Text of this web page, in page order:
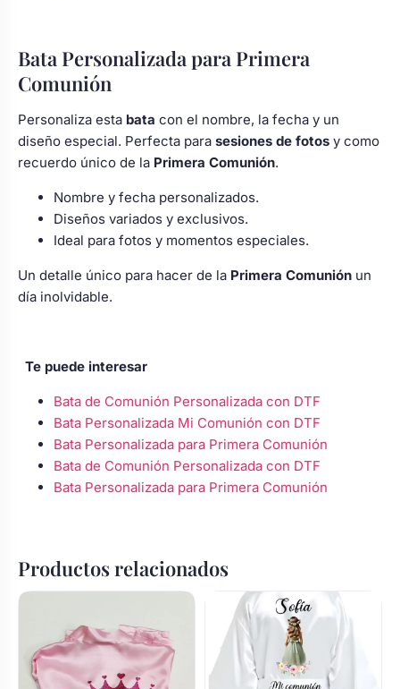
Bata Personalizada para Primera
Comunión
Personaliza esta bata con el nombre, la fecha y un
diseño especial. Perfecta para sesiones de fotos y como
recuerdo único de la Primera Comunión.
Nombre y fecha personalizados.
Diseños variados y exclusivos.
Ideal para fotos y momentos especiales.
Un detalle único para hacer de la Primera Comunión un
día inolvidable.
Te puede interesar
Bata de Comunión Personalizada con DTF
Bata Personalizada Mi Comunión con DTF
Bata Personalizada para Primera Comunión
Bata de Comunión Personalizada con DTF
Bata Personalizada para Primera Comunión
Productos relacionados